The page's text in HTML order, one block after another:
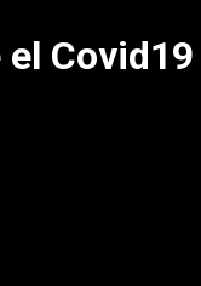
Covid19